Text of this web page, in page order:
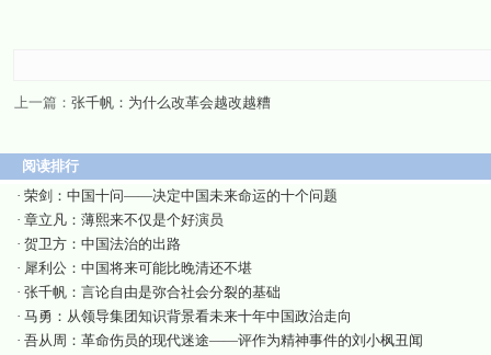
上一篇： 张千帆：为什么改革会越改越糟
阅读排行
· 荣剑：中国十问——决定中国未来命运的十个问题
· 章立凡：薄熙来不仅是个好演员
· 贺卫方：中国法治的出路
· 犀利公：中国将来可能比晚清还不堪
· 张千帆：言论自由是弥合社会分裂的基础
· 马勇：从领导集团知识背景看未来十年中国政治走向
· 吾从周：革命伤员的现代迷途——评作为精神事件的刘小枫丑闻